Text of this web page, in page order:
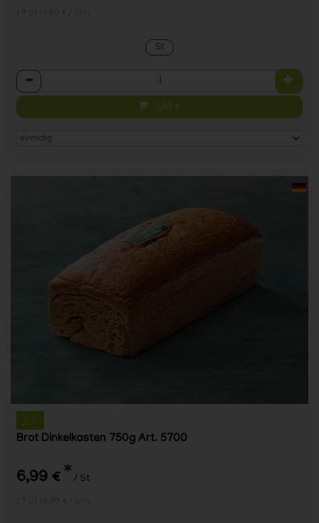
St
Anzahl
3,50 €
Brot Dinkelkasten 750g Art. 5700
6,99 € * / St